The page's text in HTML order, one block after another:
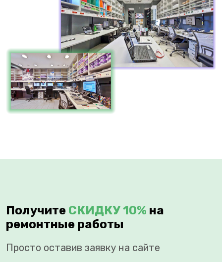
Получите СКИДКУ 10% на
ремонтные работы
Просто оставив заявку на сайте